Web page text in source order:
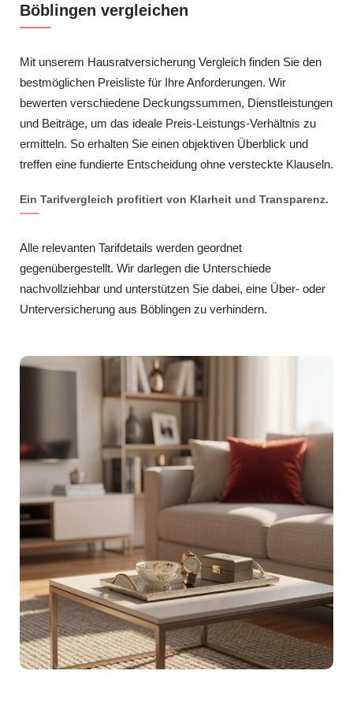
Böblingen vergleichen
Mit unserem Hausratversicherung Vergleich finden Sie den
bestmöglichen Preisliste für Ihre Anforderungen. Wir
bewerten verschiedene Deckungssummen, Dienstleistungen
und Beiträge, um das ideale Preis-Leistungs-Verhältnis zu
ermitteln. So erhalten Sie einen objektiven Überblick und
treffen eine fundierte Entscheidung ohne versteckte Klauseln.
Ein Tarifvergleich profitiert von Klarheit und Transparenz.
Alle relevanten Tarifdetails werden geordnet
gegenübergestellt. Wir darlegen die Unterschiede
nachvollziehbar und unterstützen Sie dabei, eine Über- oder
Unterversicherung aus Böblingen zu verhindern.